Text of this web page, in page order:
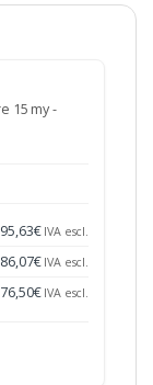
15 my -
95,63€ IVA escl.
86,07€ IVA escl.
76,50€ IVA escl.